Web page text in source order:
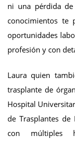
ni una pérdida
conocimientos te
oportunidades
profesión y con
Laura quien
trasplante de
Hospital
de Trasplantes de
con múltiples